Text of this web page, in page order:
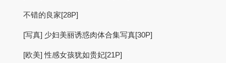
不错的良家[28P]
[写真] 少妇美丽诱惑肉体合集写真[30P]
[欧美] 性感女孩犹如贵妃[21P]